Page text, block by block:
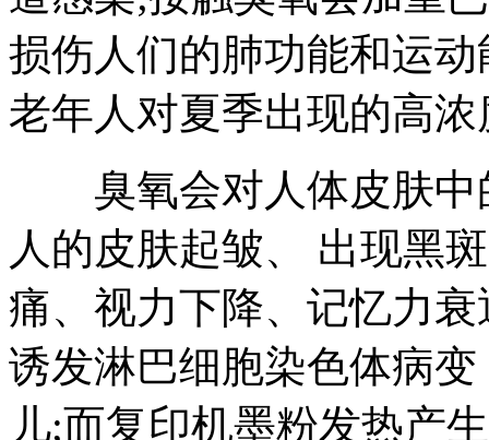
损伤人们的肺功能和运
老年人对夏季出现的高
臭氧会对人体皮肤中
人的皮肤起皱、 出现黑
痛、视力下降、记忆力
诱发淋巴细胞染色体病
儿;而复印机墨粉发热产